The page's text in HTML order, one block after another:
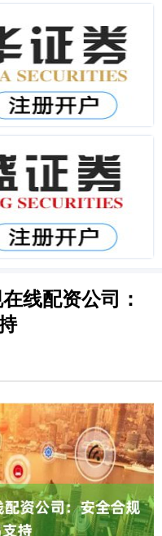
线配资公司：